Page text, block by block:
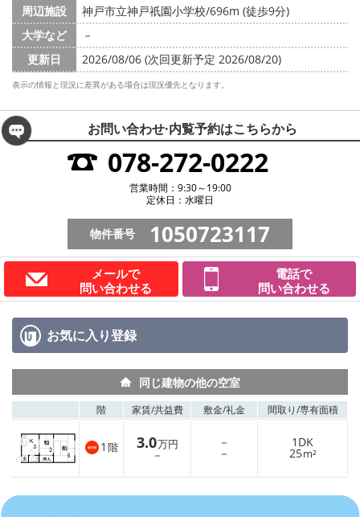
周辺施設
神戸市立神戸祇園小学校/696m (徒歩9分)
大学など
－
更新日
2026/08/06 (次回更新予定 2026/08/20)
表示の情報と現況に差異がある場合は現況優先となります。
お問い合わせ·内覧予約はこちらから
078-272-0222
営業時間：9:30～19:00
定休日：水曜日
物件番号 1050723117
メールで
問い合わせる
電話で
問い合わせる
お気に入り登録
同じ建物の他の空室
階 家賃/共益費 敷金/礼金 間取り/専有面積
1 階 3.0万円
－
－
－
1DK
25m²